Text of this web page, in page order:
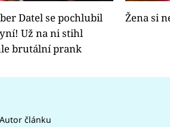
Datel se pochlubil
Už na ni stihl
brutální prank
Žena si
Autor článku